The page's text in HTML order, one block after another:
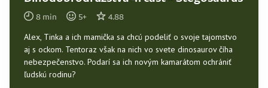
8 min 5+ 4.88
Alex, Tinka a ich mamička sa chcú podeliť o svoje tajomstvo
aj s ockom. Tentoraz však na nich vo svete dinosaurov číha
nebezpečenstvo. Podarí sa ich novým kamarátom ochrániť
ľudskú rodinu?